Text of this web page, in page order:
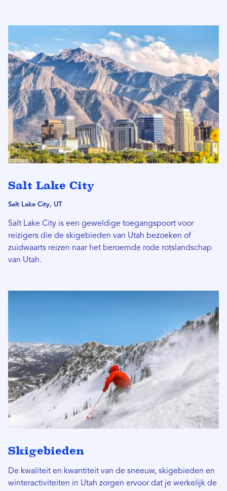
Salt Lake City
Salt Lake City, UT
Salt Lake City is een geweldige toegangspoort voor
reizigers die de skigebieden van Utah bezoeken of
zuidwaarts reizen naar het beroemde rode rotslandschap
van Utah.
Skigebieden
De kwaliteit en kwantiteit van de sneeuw, skigebieden en
winteractiviteiten in Utah zorgen ervoor dat je werkelijk de